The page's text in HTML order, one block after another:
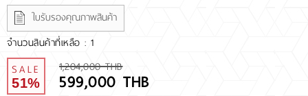
ใบรับรองคุณภาพสินค้า
จำนวนสินค้าที่เหลือ : 1
SALE
51%
1,204,000 THB
599,000 THB